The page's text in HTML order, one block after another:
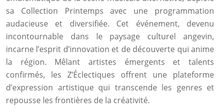
sa Collection Printemps avec une programmation
audacieuse et diversifiée. Cet événement, devenu
incontournable dans le paysage culturel angevin,
incarne l’esprit d’innovation et de découverte qui anime
la région. Mêlant artistes émergents et talents
confirmés, les Z’Éclectiques offrent une plateforme
d’expression artistique qui transcende les genres et
repousse les frontières de la créativité.